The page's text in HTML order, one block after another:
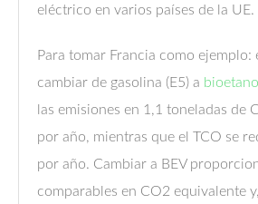
eléctrico en varios países de la UE.
Para tomar Francia como ejemplo:
cambiar de gasolina (E5) a
las emisiones en 1,1 toneladas de
por año, mientras que el TCO se
por año. Cambiar a BEV
comparables en CO2 equivalente